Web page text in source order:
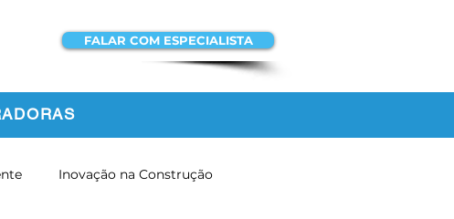
FALAR COM ESPECIALISTA
Inovação na Construção